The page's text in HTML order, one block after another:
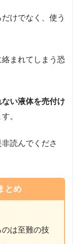
けでなく、使う
まれてしまう恐
ない液体を売付け
。
読んでくださ
とめ
は至難の技